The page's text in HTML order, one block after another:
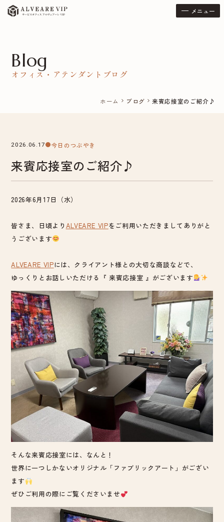
メニュー
Blog
オフィス・アテンダントブログ
ホーム chevron_right ブログ chevron_right 来賓応接室のご紹介♪
2026.06.17 今日のつぶやき
来賓応接室のご紹介♪
2026年6月17日（水）
皆さま、日頃より ALVEARE VIPをご利用いただきましてありがと
うございます
ALVEARE VIPには、クライアント様との大切な商談などで、
ゆっくりとお話しいただける『 来賓応接室 』がございます
そんな来賓応接室には、なんと！
世界に一つしかないオリジナル「ファブリックアート」がござい
ます
ぜひご利用の際にご覧くださいませ